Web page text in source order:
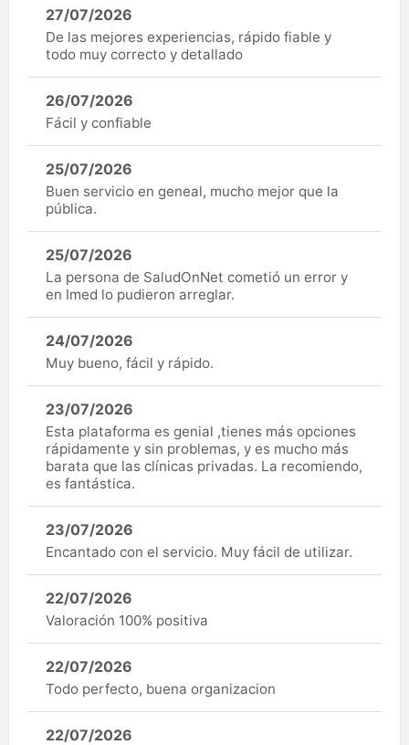
27/07/2026
De las mejores experiencias, rápido fiable y
todo muy correcto y detallado
26/07/2026
Fácil y confiable
25/07/2026
Buen servicio en geneal, mucho mejor que la
pública.
25/07/2026
La persona de SaludOnNet cometió un error y
en Imed lo pudieron arreglar.
24/07/2026
Muy bueno, fácil y rápido.
23/07/2026
Esta plataforma es genial ,tienes más opciones
rápidamente y sin problemas, y es mucho más
barata que las clínicas privadas. La recomiendo,
es fantástica.
23/07/2026
Encantado con el servicio. Muy fácil de utilizar.
22/07/2026
Valoración 100% positiva
22/07/2026
Todo perfecto, buena organizacion
22/07/2026